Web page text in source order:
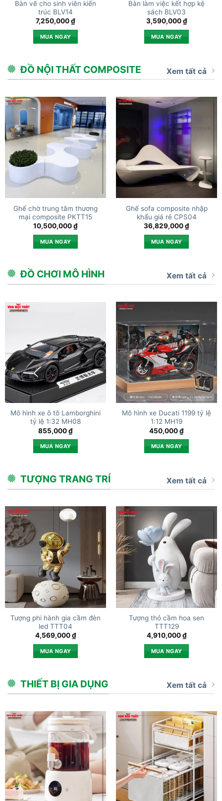
Bàn vẽ cho sinh viên kiến
trúc BLV14
7,250,000₫
MUA NGAY
Bàn làm việc kết hợp kệ
sách BLV03
3,590,000₫
MUA NGAY
ĐỒ NỘI THẤT COMPOSITE Xem tất cả
Ghế chờ trung tâm thương
mại composite PKTT15
10,500,000₫
MUA NGAY
Ghế sofa composite nhập
khẩu giá rẻ CPS04
36,829,000₫
MUA NGAY
ĐỒ CHƠI MÔ HÌNH Xem tất cả
Mô hình xe ô tô Lamborghini
tỷ lệ 1:32 MH08
855,000₫
MUA NGAY
Mô hình xe Ducati 1199 tỷ lệ
1:12 MH19
450,000₫
MUA NGAY
TƯỢNG TRANG TRÍ Xem tất cả
Tượng phi hành gia cầm đèn
led TTT04
4,569,000₫
MUA NGAY
Tượng thỏ cầm hoa sen
TTT129
4,910,000₫
MUA NGAY
THIẾT BỊ GIA DỤNG Xem tất cả